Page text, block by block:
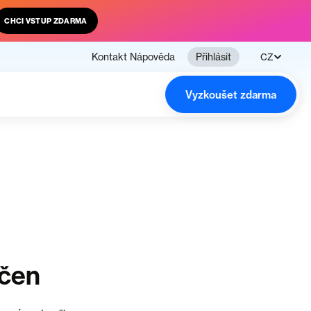
CHCI VSTUP ZDARMA
Kontakt Nápověda Přihlásit CZ
Vyzkoušet zdarma